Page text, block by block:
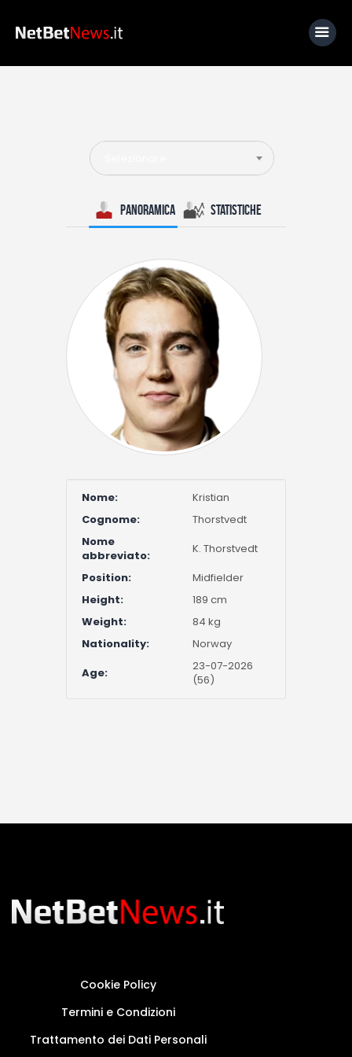
News
Calcio
Basket
Tennis
Lo Sapevi Che
Fantacalcio
I consigli di Giulia
Serie A
Panoramica Statistiche
Nome:
Kristian
Cognome:
Thorstvedt
Nome
abbreviato:
K. Thorstvedt
Position:
Midfielder
Height:
189 cm
Weight:
84 kg
Nationality:
Norway
Age:
23-07-2026
(56)
Cookie Policy
Termini e Condizioni
Trattamento dei Dati Personali